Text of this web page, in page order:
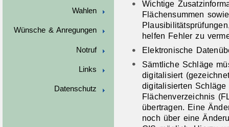
Wahlen
Wünsche & Anregungen
Notruf
Links
Datenschutz
Wichtige
Flächensummen
helfen Fehler zu
Elektronische
Sämtliche Schläge
digitalisiert
digitalisierten
Flächenverzeichnis
übertragen. Eine
noch über eine